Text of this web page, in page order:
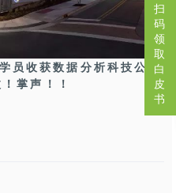
员收获数据分析科技公司
掌声！！
扫
码
领
取
白
皮
书